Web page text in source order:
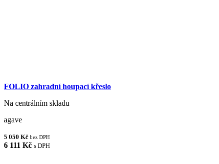
FOLIO zahradní houpací křeslo
Na centrálním skladu
agave
5 050 Kč bez DPH
6 111 Kč s DPH